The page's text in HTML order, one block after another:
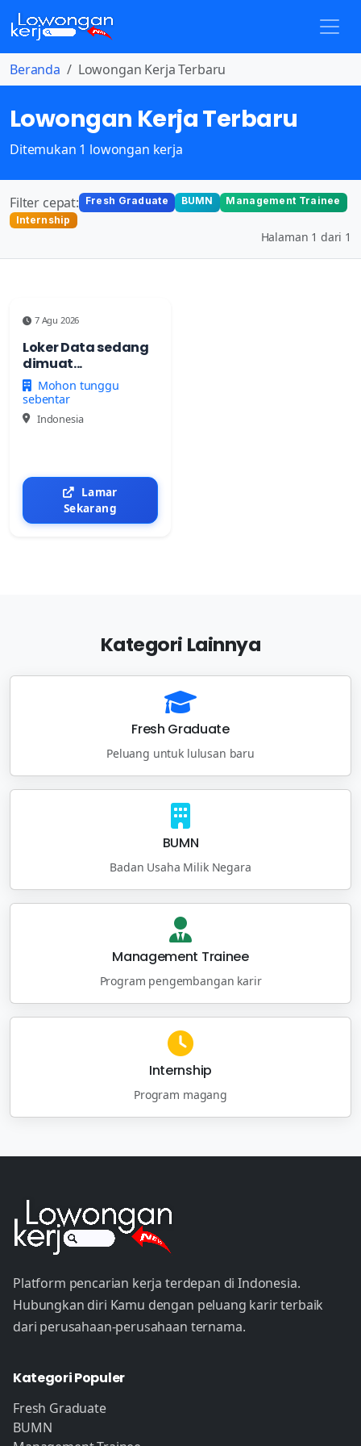
Beranda Lowongan Kerja Terbaru
Lowongan Kerja Terbaru
Ditemukan 1 lowongan kerja
Filter cepat: Fresh Graduate BUMN
Management Trainee
Internship
Halaman 1 dari 1
7 Agu 2026
Loker Data sedang
dimuat...
Mohon tunggu
sebentar
Indonesia
Lamar
Sekarang
Kategori Lainnya
Fresh Graduate
Peluang untuk lulusan baru
BUMN
Badan Usaha Milik Negara
Management Trainee
Program pengembangan karir
Internship
Program magang
Platform pencarian kerja terdepan di Indonesia.
Hubungkan diri Kamu dengan peluang karir terbaik
dari perusahaan-perusahaan ternama.
Kategori Populer
Fresh Graduate
BUMN